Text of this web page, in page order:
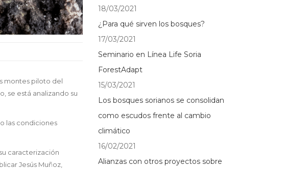
montes piloto del
se está analizando su
las condiciones
caracterización
Jesús Muñoz,
18/03/2021
¿Para qué sirven los bosques?
17/03/2021
Seminario en Línea Life Soria
ForestAdapt
15/03/2021
Los bosques sorianos se consolidan
como escudos frente al cambio
climático
16/02/2021
Alianzas con otros proyectos sobre